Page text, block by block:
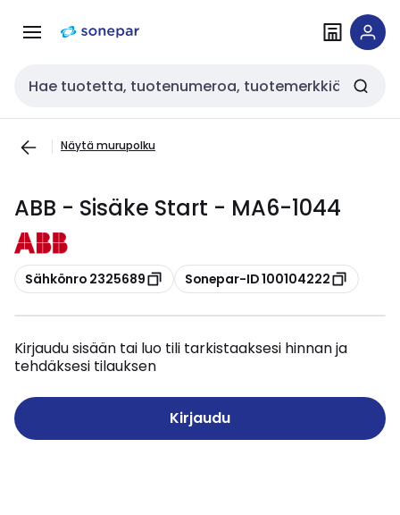
navigointiinsisältöön
Haku
Näytä murupolku
ABB - Sisäke Start - MA6-1044
Kopioi
Sähkönro 2325689 Kopioi
Sonepar-ID 100104222
Kirjaudu sisään tai luo tili tarkistaaksesi hinnan ja
tehdäksesi tilauksen
Kirjaudu